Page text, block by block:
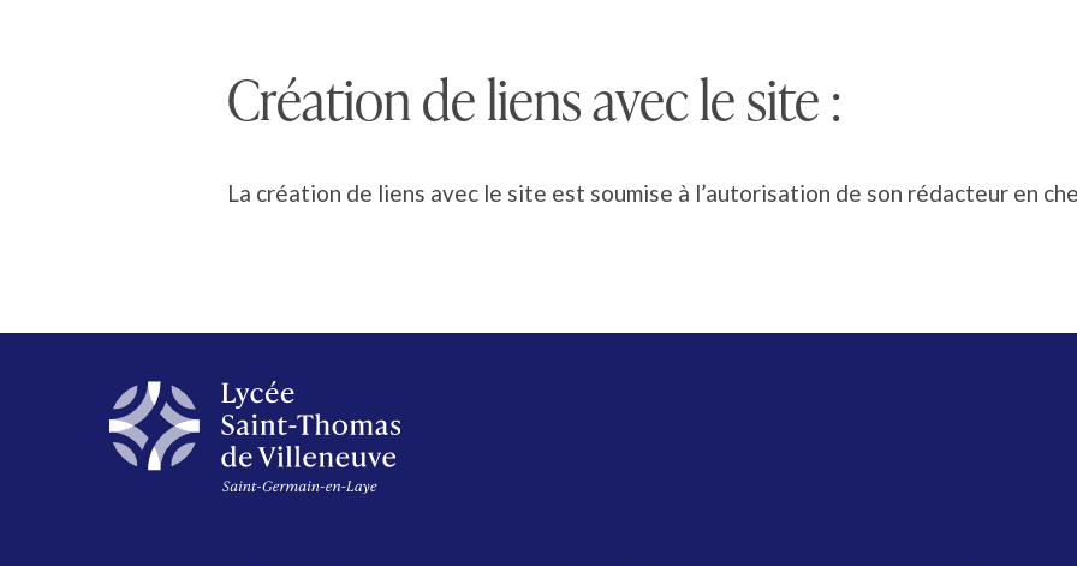
Création de liens avec le site :
La création de liens avec le site est soumise à l’autorisation de son rédacteur en